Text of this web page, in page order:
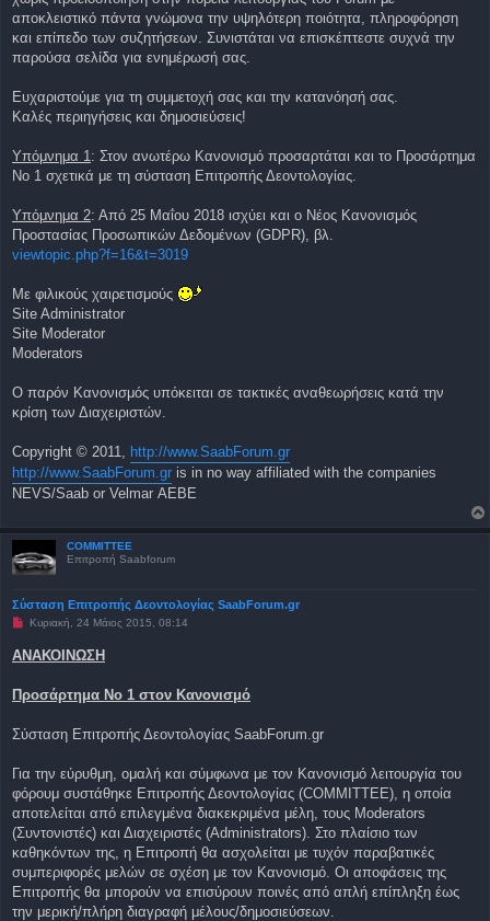
αποκλειστικό πάντα γνώμονα την υψηλότερη ποιότητα, πληροφόρηση
και επίπεδο των συζητήσεων. Συνιστάται να επισκέπτεστε συχνά την
παρούσα σελίδα για ενημέρωσή σας.
Ευχαριστούμε για τη συμμετοχή σας και την κατανόησή σας.
Καλές περιηγήσεις και δημοσιεύσεις!
Υπόμνημα 1: Στον ανωτέρω Κανονισμό προσαρτάται και το Προσάρτημα
No 1 σχετικά με τη σύσταση Επιτροπής Δεοντολογίας.
Υπόμνημα 2: Από 25 Μαΐου 2018 ισχύει και ο Νέος Κανονισμός
Προστασίας Προσωπικών Δεδομένων (GDPR), βλ.
viewtopic.php?f=16&t=3019
Με φιλικούς χαιρετισμούς
Site Administrator
Site Moderator
Moderators
Ο παρόν Κανονισμός υπόκειται σε τακτικές αναθεωρήσεις κατά την
κρίση των Διαχειριστών.
Copyright © 2011, http://www.SaabForum.gr
http://www.SaabForum.gr is in no way affiliated with the companies
NEVS/Saab or Velmar ΑΕΒΕ
COMMITTEE
Επιτροπή Saabforum
Σύσταση Επιτροπής Δεοντολογίας SaabForum.gr
Μ
α
ν
ν
σ
μ
η
δ
η
μ
ο
σ
ί
ε
υ
σ
η
Κυριακή, 24 Μάιος 2015, 08:14
ΑΝΑΚΟΙΝΩΣΗ
Προσάρτημα Νο 1 στον Κανονισμό
Σύσταση Επιτροπής Δεοντολογίας SaabForum.gr
Για την εύρυθμη, ομαλή και σύμφωνα με τον Κανονισμό λειτουργία του
φόρουμ συστάθηκε Επιτροπής Δεοντολογίας (COMMITTEE), η οποία
αποτελείται από επιλεγμένα διακεκριμένα μέλη, τους Moderators
(Συντονιστές) και Διαχειριστές (Administrators). Στο πλαίσιο των
καθηκόντων της, η Επιτροπή θα ασχολείται με τυχόν παραβατικές
συμπεριφορές μελών σε σχέση με τον Κανονισμό. Οι αποφάσεις της
Επιτροπής θα μπορούν να επισύρουν ποινές από απλή επίπληξη έως
την μερική/πλήρη διαγραφή μέλους/δημοσιεύσεων.